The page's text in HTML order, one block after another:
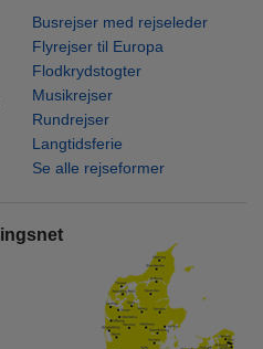
Busrejser med rejseleder
Flyrejser til Europa
Flodkrydstogter
Musikrejser
Rundrejser
Langtidsferie
Se alle rejseformer